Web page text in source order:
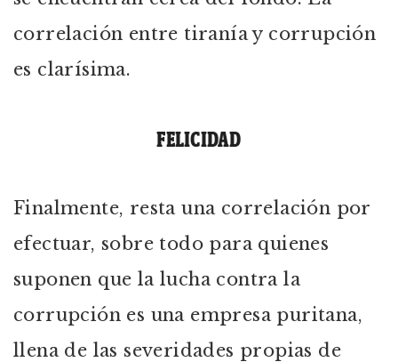
correlación entre tiranía y corrupción
es clarísima.
FELICIDAD
Finalmente, resta una correlación por
efectuar, sobre todo para quienes
suponen que la lucha contra la
corrupción es una empresa puritana,
llena de las severidades propias de